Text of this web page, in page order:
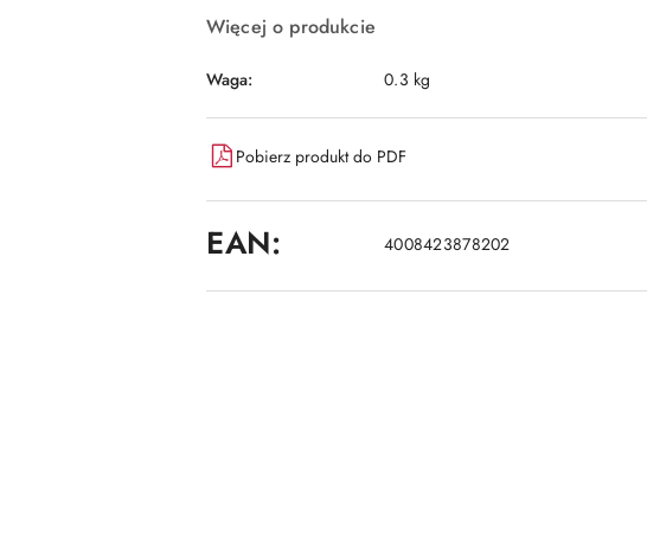
Więcej o produkcie
Waga: 0.3 kg
Pobierz produkt do PDF
EAN: 4008423878202